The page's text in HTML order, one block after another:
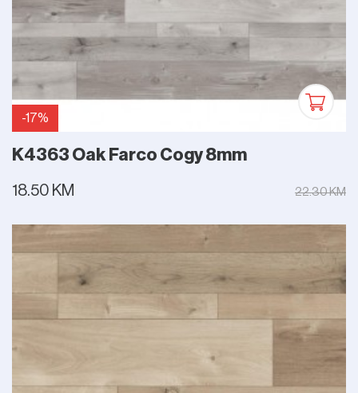
Facebook Brčko
Dejtonska, Brčko 76100
Komitska 106a, Bijeljina 76300
-17%
K4363 Oak Farco Cogy 8mm
18.50 KM 22.30 KM